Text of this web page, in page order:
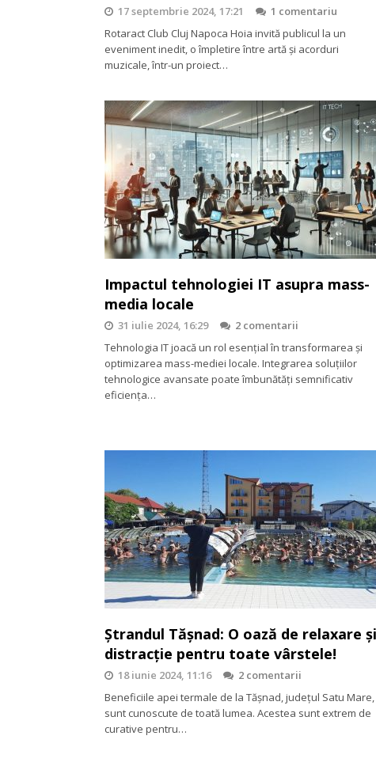
17 septembrie 2024, 17:21
1 comentariu
Rotaract Club Cluj Napoca Hoia invită publicul la un
eveniment inedit, o împletire între artă şi acorduri
muzicale, într-un proiect…
Impactul tehnologiei IT asupra mass-
media locale
31 iulie 2024, 16:29
2 comentarii
Tehnologia IT joacă un rol esențial în transformarea și
optimizarea mass-mediei locale. Integrarea soluțiilor
tehnologice avansate poate îmbunătăți semnificativ
eficiența…
Ștrandul Tășnad: O oază de relaxare și
distracție pentru toate vârstele!
18 iunie 2024, 11:16
2 comentarii
Beneficiile apei termale de la Tășnad, județul Satu Mare,
sunt cunoscute de toată lumea. Acestea sunt extrem de
curative pentru…